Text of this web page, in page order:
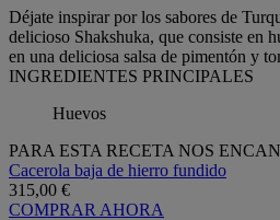
Déjate inspirar por los sabores de
delicioso Shakshuka, que consiste en
en una deliciosa salsa de pimentón y
INGREDIENTES PRINCIPALES
Huevos
PARA ESTA RECETA NOS
Cacerola baja de hierro fundido
315,00 €
COMPRAR AHORA